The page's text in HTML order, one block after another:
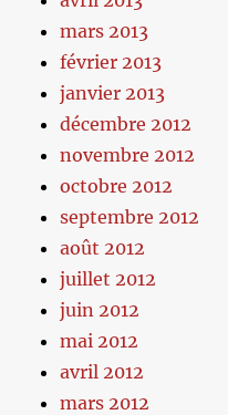
mars 2013
février 2013
janvier 2013
décembre 2012
novembre 2012
octobre 2012
septembre 2012
août 2012
juillet 2012
juin 2012
mai 2012
avril 2012
mars 2012